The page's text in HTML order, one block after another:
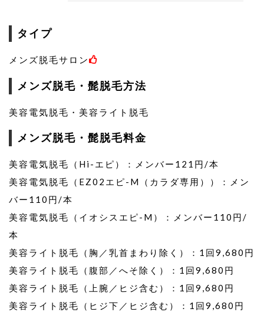
タイプ
メンズ脱毛サロン
メンズ脱毛・髭脱毛方法
美容電気脱毛・美容ライト脱毛
メンズ脱毛・髭脱毛料金
美容電気脱毛（Hi-エピ）：メンバー121円/本
美容電気脱毛（EZ02エピ-M（カラダ専用））：メン
バー110円/本
美容電気脱毛（イオシスエピ-M）：メンバー110円/
本
美容ライト脱毛（胸／乳首まわり除く）：1回9,680円
美容ライト脱毛（腹部／へそ除く）：1回9,680円
美容ライト脱毛（上腕／ヒジ含む）：1回9,680円
美容ライト脱毛（ヒジ下／ヒジ含む）：1回9,680円